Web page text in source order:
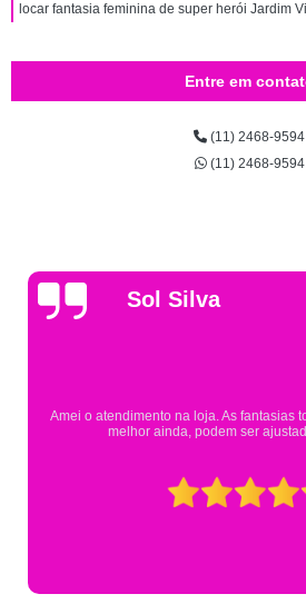
locar fantasia feminina de super herói Jardim
Entre em
(11) 2468-9594
(11) 2468-9594
Gsutavo Pinto
Pesquisei em mais de 20 lojas e só
Eureka. Cheguei praticamente no horário
mesmo assim fui muito